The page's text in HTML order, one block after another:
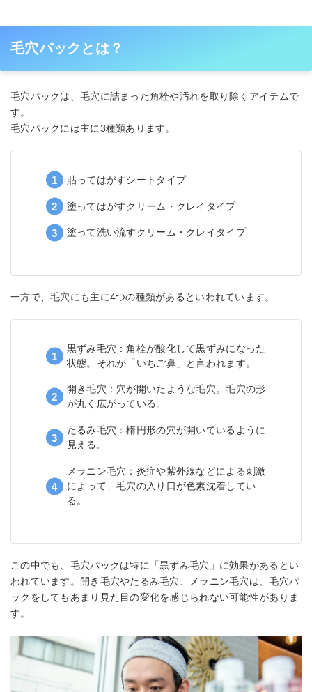
毛穴パックとは？
毛穴パックは、毛穴に詰まった角栓や汚れを取り除くアイテムで
す。
毛穴パックには主に3種類あります。
貼ってはがすシートタイプ
塗ってはがすクリーム・クレイタイプ
塗って洗い流すクリーム・クレイタイプ
一方で、毛穴にも主に4つの種類があるといわれています。
黒ずみ毛穴：角栓が酸化して黒ずみになった
状態。それが「いちご鼻」と言われます。
開き毛穴：穴が開いたような毛穴。毛穴の形
が丸く広がっている。
たるみ毛穴：楕円形の穴が開いているように
見える。
メラニン毛穴：炎症や紫外線などによる刺激
によって、毛穴の入り口が色素沈着してい
る。
この中でも、毛穴パックは特に「黒ずみ毛穴」に効果があるとい
われています。開き毛穴やたるみ毛穴、メラニン毛穴は、毛穴パ
ックをしてもあまり見た目の変化を感じられない可能性がありま
す。